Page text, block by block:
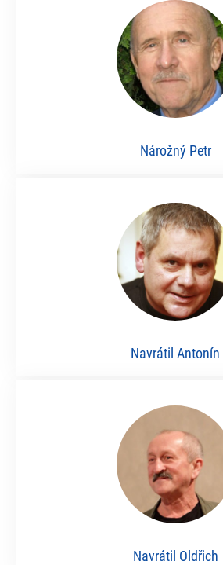
Nárožný Petr
Navrátil Antonín
Navrátil Oldřich